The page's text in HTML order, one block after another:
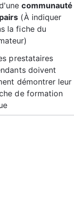
communauté
(À indiquer
la fiche du
prestataires
doivent
démontrer leur
de formation